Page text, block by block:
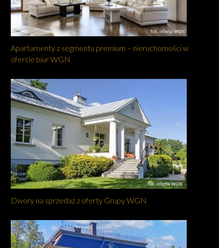
Apartamenty z segmentu premium – nieruchomości w
ofercie biur WGN
Dwory na sprzedaż z oferty Grupy WGN